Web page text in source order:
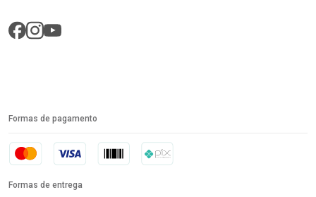
Formas de pagamento
Formas de entrega